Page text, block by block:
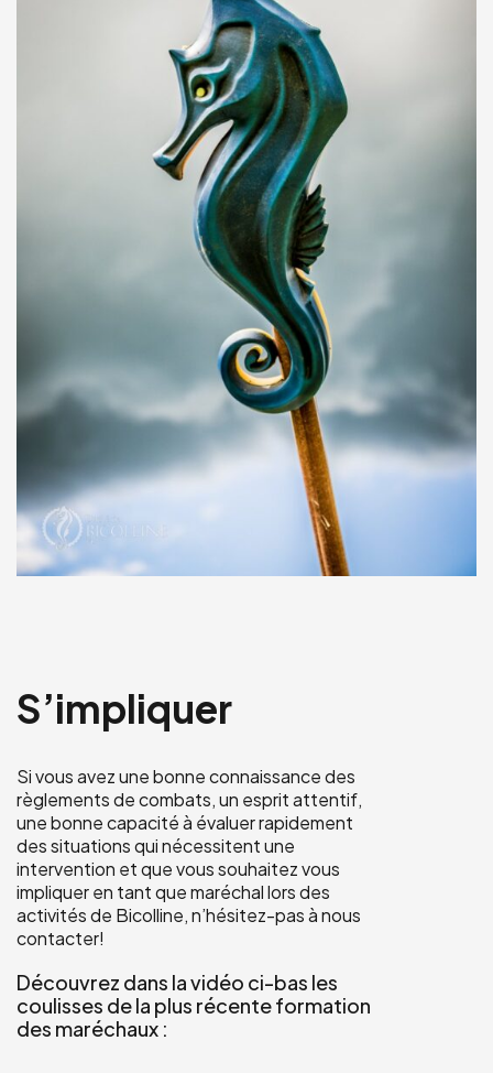
S’impliquer
Si vous avez une bonne connaissance des
règlements de combats, un esprit attentif,
une bonne capacité à évaluer rapidement
des situations qui nécessitent une
intervention et que vous souhaitez vous
impliquer en tant que maréchal lors des
activités de Bicolline, n’hésitez-pas à nous
contacter!
Découvrez dans la vidéo ci-bas les
coulisses de la plus récente formation
des maréchaux :